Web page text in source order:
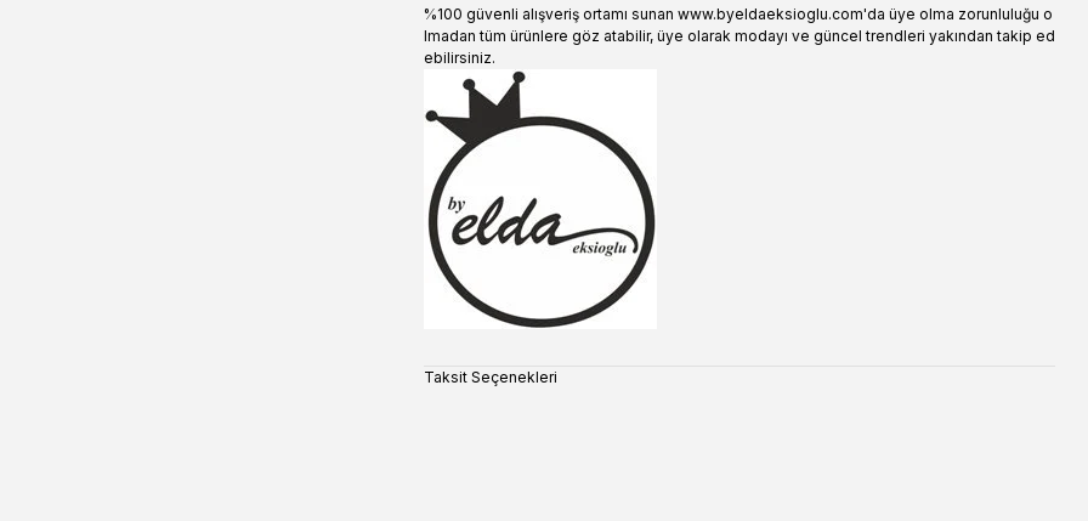
%100 güvenli alışveriş ortamı sunan www.byeldaeksioglu.com'da üye olma zorunluluğu o
lmadan tüm ürünlere göz atabilir, üye olarak modayı ve güncel trendleri yakından takip ed
ebilirsiniz.
Taksit Seçenekleri